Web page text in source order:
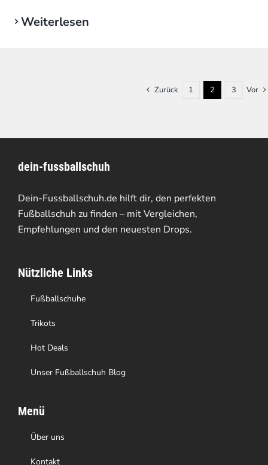
Weiterlesen
Zurück 1 2 3 Vor
dein-fussballschuh
Dein-Fussballschuh.de hilft dir, den perfekten
Fußballschuh zu finden – mit Vergleichen,
Empfehlungen und den neuesten Drops.
Nützliche Links
Fußballschuhe
Trikots
Hot Deals
Unser Fußballschuh Blog
Menü
Über uns
Kontakt